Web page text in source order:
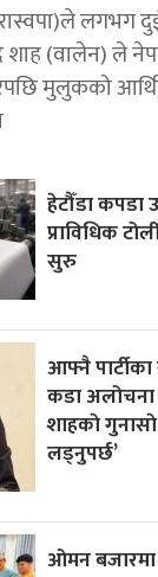
(रास्वपा)ले
(वालेन) ले
मुलुकको
हेटौँडा कपडा
प्राविधिक
सुरु
आफ्नै
कडा अलोचना
शाहकाे
लड्नुपर्छ’
ओमन बजारमा